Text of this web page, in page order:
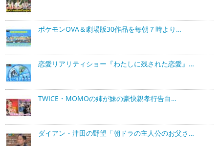
ポケモンOVA＆劇場版30作品を毎朝７時より…
恋愛リアリティショー『わたしに残された恋愛』…
TWICE・MOMOの姉が妹の豪快親孝行告白…
ダイアン・津田の野望「朝ドラの主人公のお父さ…